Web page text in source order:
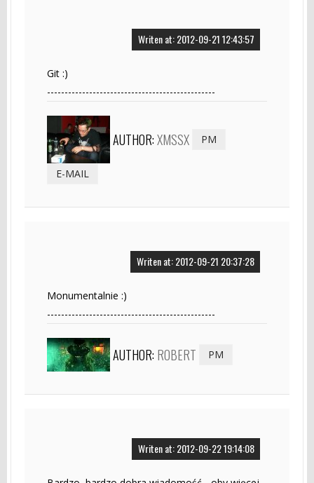
Writen at: 2012-09-21 12:43:57
Git :)
------------------------------------------------
AUTHOR:XMSSX PM
E-MAIL
Writen at: 2012-09-21 20:37:28
Monumentalnie :)
------------------------------------------------
AUTHOR: ROBERT PM
Writen at: 2012-09-22 19:14:08